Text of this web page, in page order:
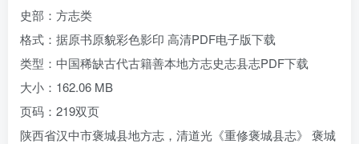
史部：方志类
格式：据原书原貌彩色影印 高清PDF电子版下载
类型：中国稀缺古代古籍善本地方志史志县志PDF下载
大小：162.06 MB
页码：219双页
陕西省汉中市褒城县地方志，清道光《重修褒城县志》 褒城